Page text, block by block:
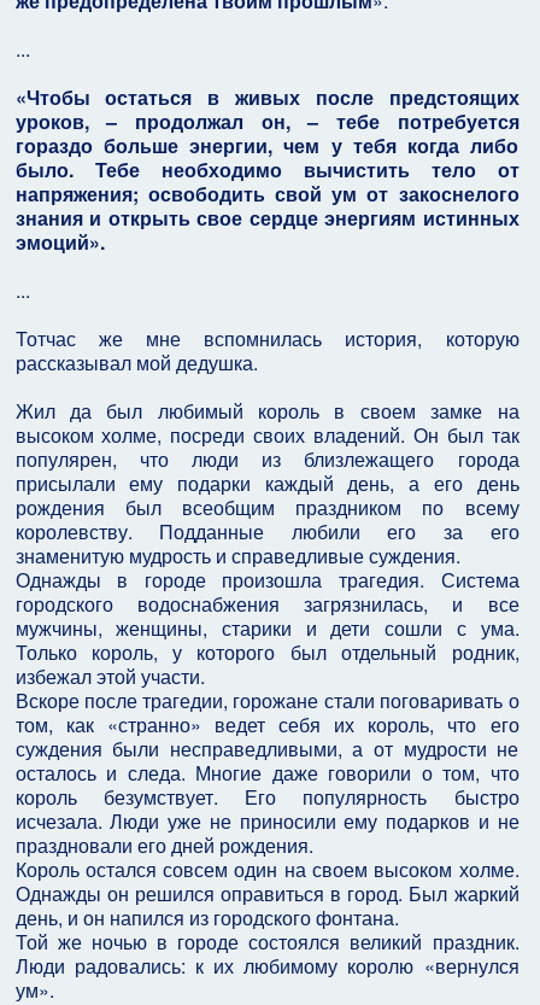
...
«Чтобы остаться в живых после предстоящих
уроков, – продолжал он, – тебе потребуется
гораздо больше энергии, чем у тебя когда либо
было. Тебе необходимо вычистить тело от
напряжения; освободить свой ум от закоснелого
знания и открыть свое сердце энергиям истинных
эмоций».
...
Тотчас же мне вспомнилась история, которую
рассказывал мой дедушка.
Жил да был любимый король в своем замке на
высоком холме, посреди своих владений. Он был так
популярен, что люди из близлежащего города
присылали ему подарки каждый день, а его день
рождения был всеобщим праздником по всему
королевству. Подданные любили его за его
знаменитую мудрость и справедливые суждения.
Однажды в городе произошла трагедия. Система
городского водоснабжения загрязнилась, и все
мужчины, женщины, старики и дети сошли с ума.
Только король, у которого был отдельный родник,
избежал этой участи.
Вскоре после трагедии, горожане стали поговаривать о
том, как «странно» ведет себя их король, что его
суждения были несправедливыми, а от мудрости не
осталось и следа. Многие даже говорили о том, что
король безумствует. Его популярность быстро
исчезала. Люди уже не приносили ему подарков и не
праздновали его дней рождения.
Король остался совсем один на своем высоком холме.
Однажды он решился оправиться в город. Был жаркий
день, и он напился из городского фонтана.
Той же ночью в городе состоялся великий праздник.
Люди радовались: к их любимому королю «вернулся
ум».